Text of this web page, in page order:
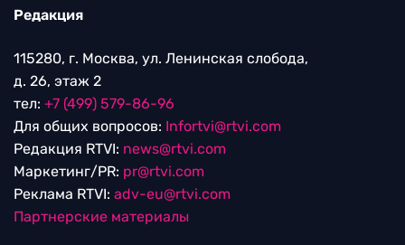
Редакция
115280, г. Москва, ул. Ленинская слобода,
д. 26, этаж 2
тел: +7 (499) 579-86-96
Для общих вопросов: Infortvi@rtvi.com
Редакция RTVI: news@rtvi.com
Маркетинг/PR: pr@rtvi.com
Реклама RTVI: adv-eu@rtvi.com
Партнерские материалы